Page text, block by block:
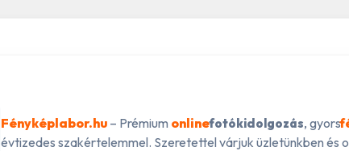
Fényképlabor.hu– Prémium onlinefotókidolgozás, gyors
évtizedes szakértelemmel. Szeretettel várjuk üzletünkben és